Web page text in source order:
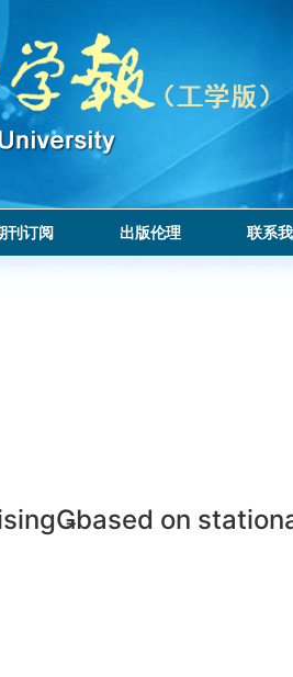
刊订阅 出版伦理 联系
on